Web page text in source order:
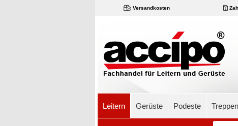
Versandkosten
Leitern Gerüste Podeste